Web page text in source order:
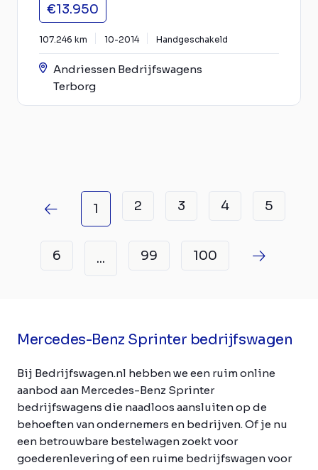
€13.950
107.246 km 10-2014 Handgeschakeld
Andriessen Bedrijfswagens
Terborg
1 2 3 4 5
6 ... 99 100
Mercedes-Benz Sprinter bedrijfswagen
Bij Bedrijfswagen.nl hebben we een ruim online
aanbod aan Mercedes-Benz Sprinter
bedrijfswagens die naadloos aansluiten op de
behoeften van ondernemers en bedrijven. Of je nu
een betrouwbare bestelwagen zoekt voor
goederenlevering of een ruime bedrijfswagen voor